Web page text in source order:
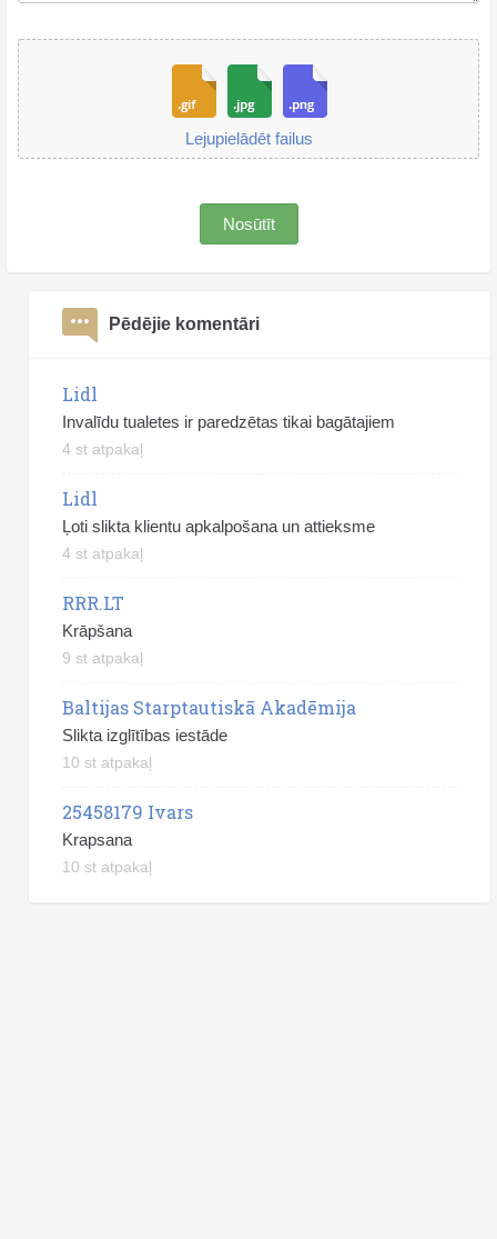
Lejupielādēt failus
Nosūtīt
Pēdējie komentāri
Lidl
Invalīdu tualetes ir paredzētas tikai bagātajiem
4 st atpakaļ
Lidl
Ļoti slikta klientu apkalpošana un attieksme
4 st atpakaļ
RRR.LT
Krāpšana
9 st atpakaļ
Baltijas Starptautiskā Akadēmija
Slikta izglītības iestāde
10 st atpakaļ
25458179 Ivars
Krapsana
10 st atpakaļ